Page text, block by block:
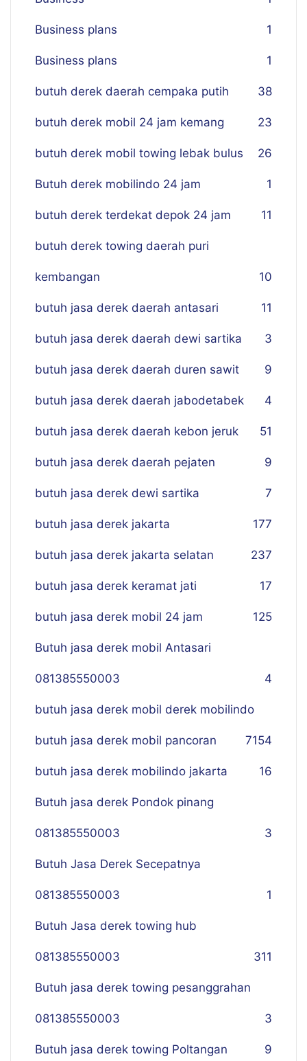
Business plans 1
Business plans 1
butuh derek daerah cempaka putih 38
butuh derek mobil 24 jam kemang 23
butuh derek mobil towing lebak bulus 26
Butuh derek mobilindo 24 jam 1
butuh derek terdekat depok 24 jam 11
butuh derek towing daerah puri
kembangan 10
butuh jasa derek daerah antasari 11
butuh jasa derek daerah dewi sartika 3
butuh jasa derek daerah duren sawit 9
butuh jasa derek daerah jabodetabek 4
butuh jasa derek daerah kebon jeruk 51
butuh jasa derek daerah pejaten 9
butuh jasa derek dewi sartika 7
butuh jasa derek jakarta 177
butuh jasa derek jakarta selatan 237
butuh jasa derek keramat jati 17
butuh jasa derek mobil 24 jam 125
Butuh jasa derek mobil Antasari
081385550003 4
butuh jasa derek mobil derek mobilindo
154
butuh jasa derek mobil pancoran 7
butuh jasa derek mobilindo jakarta 16
Butuh jasa derek Pondok pinang
081385550003 3
Butuh Jasa Derek Secepatnya
081385550003 1
Butuh Jasa derek towing hub
081385550003 311
Butuh jasa derek towing pesanggrahan
081385550003 3
Butuh jasa derek towing Poltangan 9